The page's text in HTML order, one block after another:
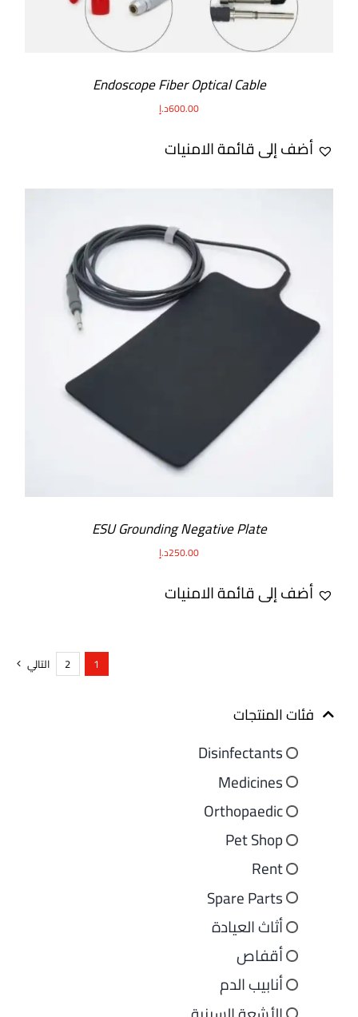
فئات المنتجات
Disinfectants
Medicines
Orthopaedic
Pet Shop
Rent
Spare Parts
أثاث العيادة
أقفاص
أنابيب الدم
Endoscope Fiber Optical Cable
600.00د.إ
أضف إلى قائمة الامنيات
ESU Grounding Negative Plate
250.00د.إ
أضف إلى قائمة الامنيات
1
2 التالي